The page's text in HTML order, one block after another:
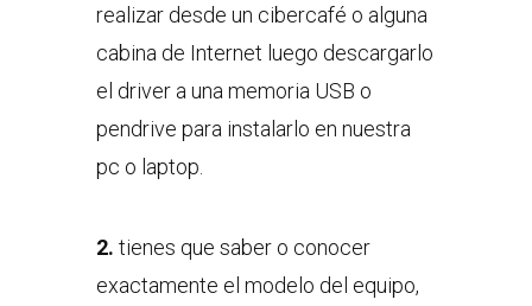
realizar desde un cibercafé o alguna
cabina de Internet luego descargarlo
el driver a una memoria USB o
pendrive para instalarlo en nuestra
pc o laptop.
2. tienes que saber o conocer
exactamente el modelo del equipo,